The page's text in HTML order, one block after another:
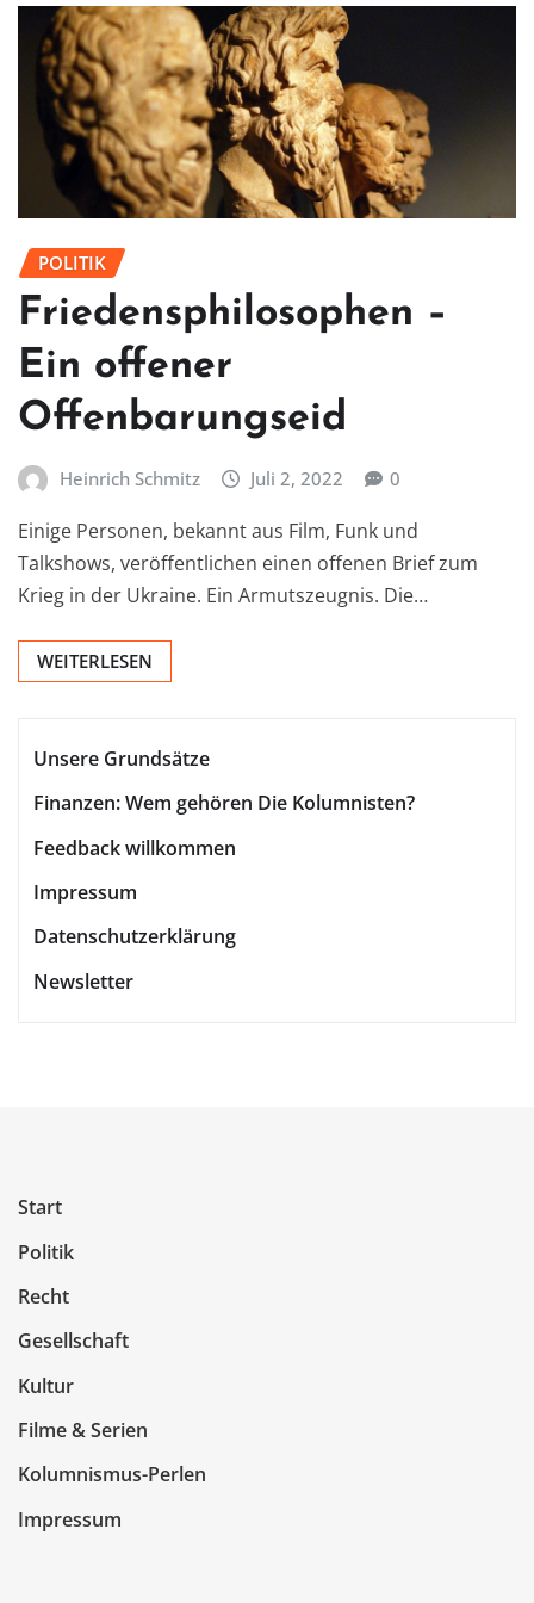
POLITIK
Friedensphilosophen –
Ein offener
Offenbarungseid
Heinrich Schmitz Juli 2, 2022 0
Einige Personen, bekannt aus Film, Funk und
Talkshows, veröffentlichen einen offenen Brief zum
Krieg in der Ukraine. Ein Armutszeugnis. Die…
WEITERLESEN
Unsere Grundsätze
Finanzen: Wem gehören Die Kolumnisten?
Feedback willkommen
Impressum
Datenschutzerklärung
Newsletter
Start
Politik
Recht
Gesellschaft
Kultur
Filme & Serien
Kolumnismus-Perlen
Impressum